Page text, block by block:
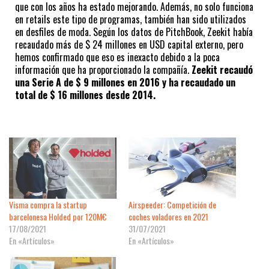
que con los años ha estado mejorando. Además, no solo funciona
en retails este tipo de programas, también han sido utilizados
en desfiles de moda. Según los datos de PitchBook, Zeekit había
recaudado más de $ 24 millones en USD capital externo, pero
hemos confirmado que eso es inexacto debido a la poca
información que ha proporcionado la compañía. Zeekit recaudó
una Serie A de $ 9 millones en 2016 y ha recaudado un
total de $ 16 millones desde 2014.
Visma compra la startup
barcelonesa Holded por 120M€
17/08/2021
En «Artículos»
Airspeeder: Competición de
coches voladores en 2021
31/07/2021
En «Artículos»